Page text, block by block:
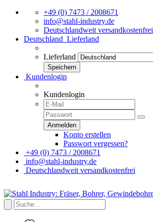
+49 (0) 7473 / 2008671
info@stahl-industry.de
Deutschlandweit versandkostenfrei
Deutschland Lieferland
Lieferland
Kundenlogin
Kundenlogin
Konto erstellen
Passwort vergessen?
+49 (0) 7473 / 2008671
info@stahl-industry.de
Deutschlandweit versandkostenfrei